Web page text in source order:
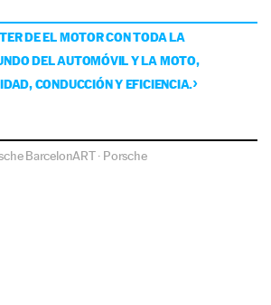
DE EL MOTOR CON TODA LA
DEL AUTOMÓVIL Y LA MOTO,
CONDUCCIÓN Y EFICIENCIA.
BarcelonART· Porsche